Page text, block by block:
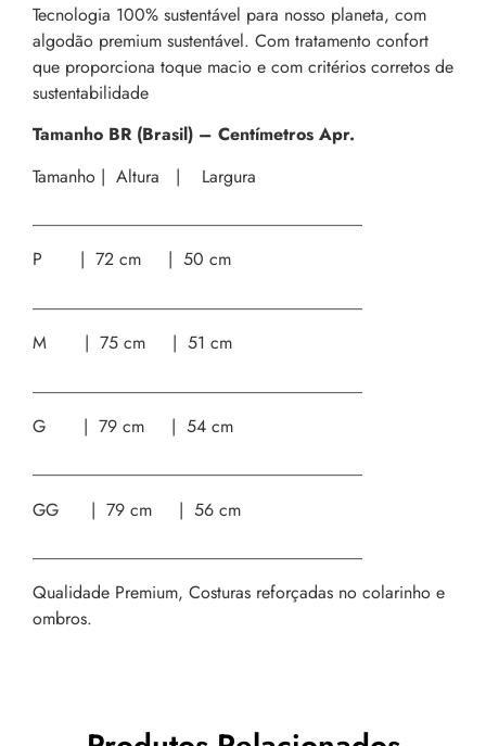
Tecnologia 100% sustentável para nosso planeta, com
algodão premium sustentável. Com tratamento confort
que proporciona toque macio e com critérios corretos de
sustentabilidade
Tamanho BR (Brasil) – Centímetros Apr.
Tamanho | Altura | Largura
P | 72 cm | 50 cm
M | 75 cm | 51 cm
G | 79 cm | 54 cm
GG | 79 cm | 56 cm
Qualidade Premium, Costuras reforçadas no colarinho e
ombros.